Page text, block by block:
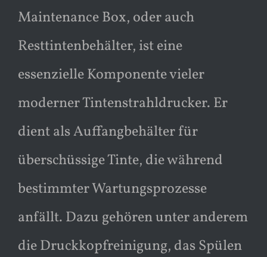
Maintenance Box, oder auch
Resttintenbehälter, ist eine
essenzielle Komponente vieler
moderner Tintenstrahldrucker. Er
dient als Auffangbehälter für
überschüssige Tinte, die während
bestimmter Wartungsprozesse
anfällt. Dazu gehören unter anderem
die Druckkopfreinigung, das Spülen